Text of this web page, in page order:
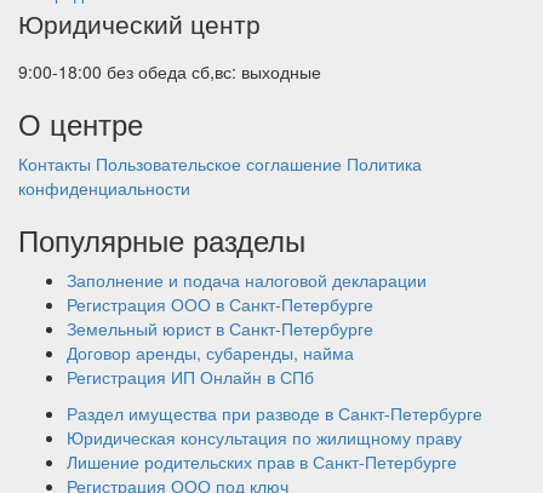
Юридический центр
9:00-18:00 без обеда сб,вс: выходные
О центре
Контакты Пользовательское соглашение Политика
конфиденциальности
Популярные разделы
Заполнение и подача налоговой декларации
Регистрация ООО в Санкт-Петербурге
Земельный юрист в Санкт-Петербурге
Договор аренды, субаренды, найма
Регистрация ИП Онлайн в СПб
Раздел имущества при разводе в Санкт-Петербурге
Юридическая консультация по жилищному праву
Лишение родительских прав в Санкт-Петербурге
Регистрация ООО под ключ